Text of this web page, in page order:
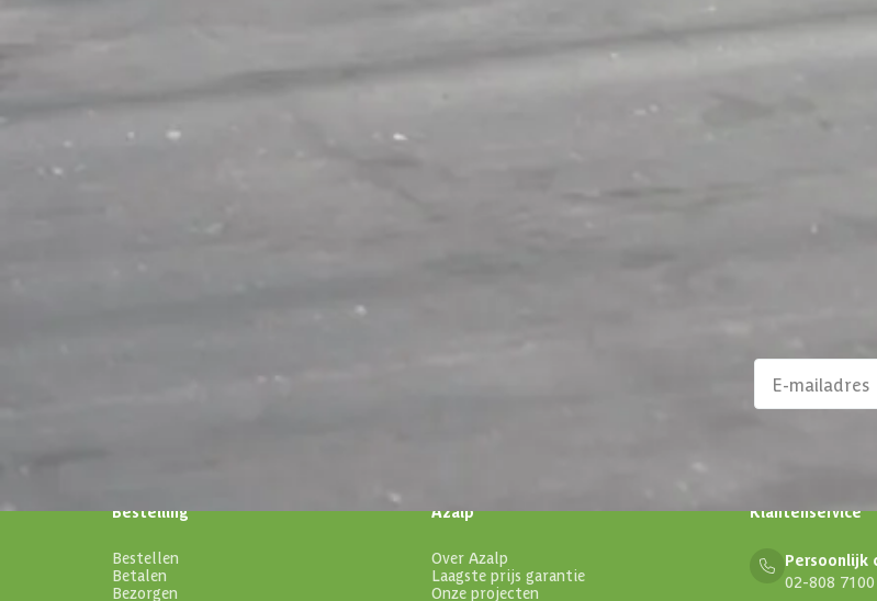
Bestelling
Bestellen
Betalen
Bezorgen
Azalp
Over Azalp
Laagste prijs garantie
Onze projecten
Klantenservice
Persoonlijk
02-808 7100